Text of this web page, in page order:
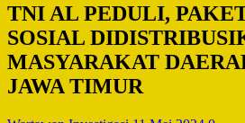
TNI AL PEDULI,
SOSIAL
MASYARAKAT
JAWA TIMUR